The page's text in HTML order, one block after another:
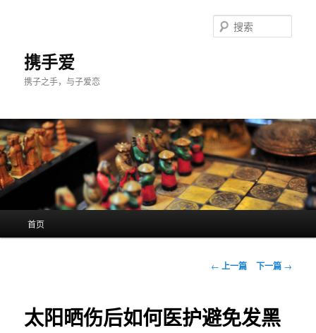
携手爱
携子之手，与子爱恋
索
首页
文
航
← 上一篇 下一篇 →
太阳晒伤后如何医护避免发黑